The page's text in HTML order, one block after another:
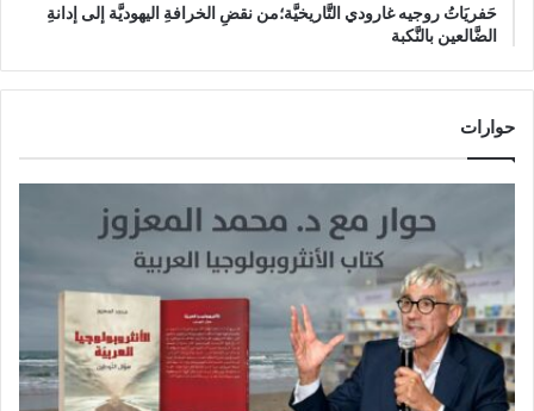
حَفريَاتُ روجيه غارودي التَّاريخيَّة؛من نقضِ الخرافةِ اليهوديَّة إلى إدانةِ
الضَّالعين بالنَّكبة
حوارات